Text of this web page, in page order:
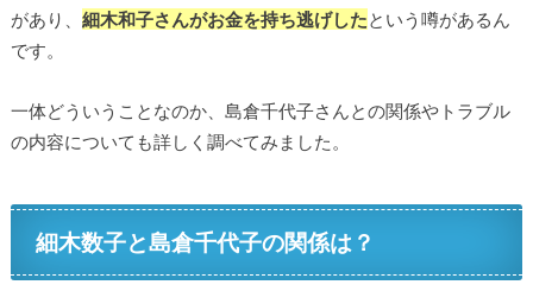
があり、 細木和子さんがお金を持ち逃げしたという噂があるん
です。
一体どういうことなのか、島倉千代子さんとの関係やトラブル
の内容についても詳しく調べてみました。
細木数子と島倉千代子の関係は？